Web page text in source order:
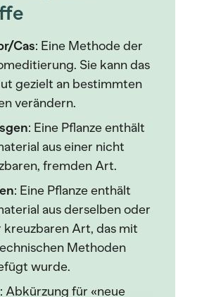
Cas: Eine Methode der
Sie kann das
gezielt an bestimmten
verändern.
: Eine Pflanze enthält
aus einer nicht
fremden Art.
: Eine Pflanze enthält
aus derselben oder
kreuzbaren Art, das mit
Methoden
wurde.
: Abkürzung für «neue